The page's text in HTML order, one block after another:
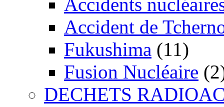
Accidents
Accident de
Fukushima (11)
Fusion Nucléaire
DECHETS